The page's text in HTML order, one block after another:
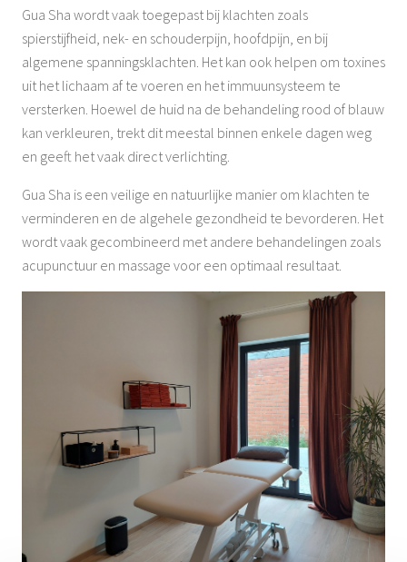
Gua Sha wordt vaak toegepast bij klachten zoals
spierstijfheid, nek- en schouderpijn, hoofdpijn, en bij
algemene spanningsklachten. Het kan ook helpen om toxines
uit het lichaam af te voeren en het immuunsysteem te
versterken. Hoewel de huid na de behandeling rood of blauw
kan verkleuren, trekt dit meestal binnen enkele dagen weg
en geeft het vaak direct verlichting.
Gua Sha is een veilige en natuurlijke manier om klachten te
verminderen en de algehele gezondheid te bevorderen. Het
wordt vaak gecombineerd met andere behandelingen zoals
acupunctuur en massage voor een optimaal resultaat.